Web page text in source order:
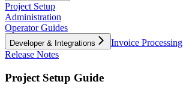
Project Setup
Administration
Operator Guides
Developer & Integrations
Invoice Processing
Release Notes
Project Setup Guide